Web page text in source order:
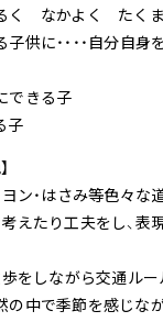
く なかよく たくま
供に・・・・自分自
できる子
子
ヨン・はさみ等色々
えたり工夫をし、表
歩をしながら交通ル
の中で季節を感じな